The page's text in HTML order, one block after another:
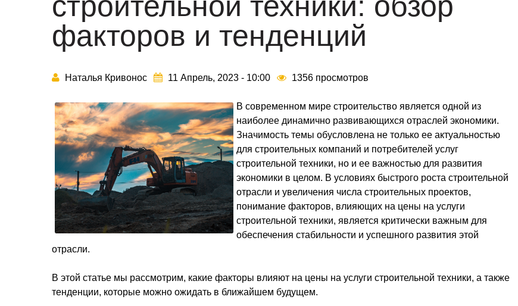
факторов и тенденций
Наталья Кривонос 11 Апрель, 2023 - 10:00 1356 просмотров
В современном мире строительство является одной из
наиболее динамично развивающихся отраслей экономики.
Значимость темы обусловлена не только ее актуальностью
для строительных компаний и потребителей услуг
строительной техники, но и ее важностью для развития
экономики в целом. В условиях быстрого роста строительной
отрасли и увеличения числа строительных проектов,
понимание факторов, влияющих на цены на услуги
строительной техники, является критически важным для
обеспечения стабильности и успешного развития этой
отрасли.
В этой статье мы рассмотрим, какие факторы влияют на цены на услуги строительной техники, а также
тенденции, которые можно ожидать в ближайшем будущем.